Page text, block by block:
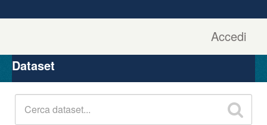
Accedi
Organizzazioni
Gruppi
Dataset